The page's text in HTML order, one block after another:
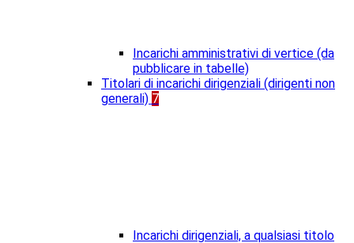
Incarichi amministrativi di vertice (da
pubblicare in tabelle)
Titolari di incarichi dirigenziali (dirigenti non
generali) 7
Incarichi dirigenziali, a qualsiasi titolo